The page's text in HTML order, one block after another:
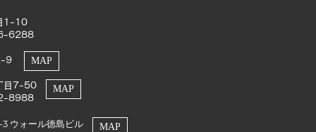
1-10
6288
9
目7-50
8988
ウォール徳島ビル
MAP
MAP
MAP